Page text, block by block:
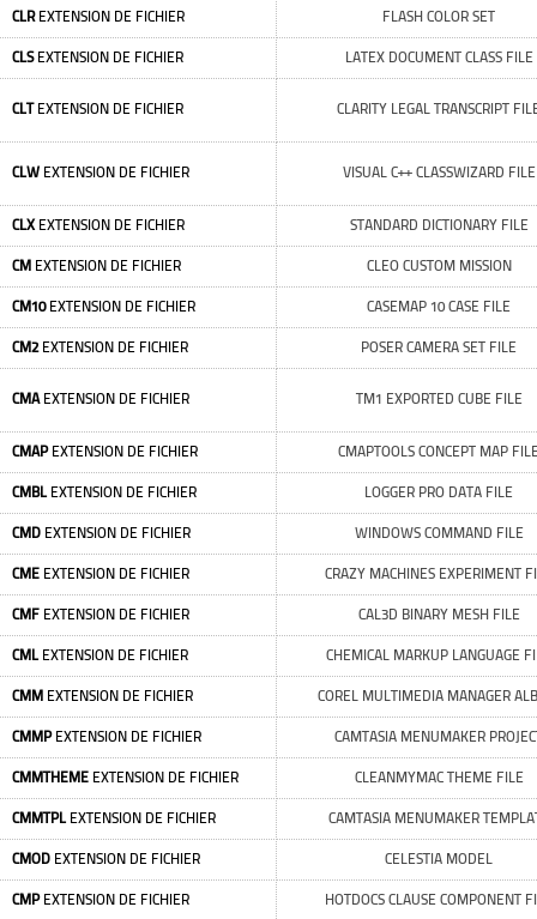
CLREXTENSION DE FICHIER FLASH COLOR SET
CLSEXTENSION DE FICHIER LATEX DOCUMENT CLASS FILE
CLTEXTENSION DE FICHIER CLARITY LEGAL TRANSCRIPT
CLW EXTENSION DE FICHIER VISUAL C++ CLASSWIZARD FILE
CLXEXTENSION DE FICHIER STANDARD DICTIONARY FILE
CM EXTENSION DE FICHIER CLEO CUSTOM MISSION
CM10EXTENSION DE FICHIER CASEMAP 10 CASE FILE
CM2EXTENSION DE FICHIER POSER CAMERA SET FILE
CMAEXTENSION DE FICHIER TM1 EXPORTED CUBE FILE
CMAPEXTENSION DE FICHIER CMAPTOOLS CONCEPT MAP
CMBLEXTENSION DE FICHIER LOGGER PRO DATA FILE
CMD EXTENSION DE FICHIER WINDOWS COMMAND FILE
CME EXTENSION DE FICHIER CRAZY MACHINES EXPERIMENT
CMF EXTENSION DE FICHIER CAL3D BINARY MESH FILE
CMLEXTENSION DE FICHIER CHEMICAL MARKUP LANGUAGE
CMM EXTENSION DE FICHIER COREL MULTIMEDIA MANAGER
CMMPEXTENSION DE FICHIER CAMTASIA MENUMAKER
CMMTHEME EXTENSION DE FICHIER CLEANMYMAC THEME FILE
CMMTPLEXTENSION DE FICHIER CAMTASIA MENUMAKER
CMOD EXTENSION DE FICHIER CELESTIA MODEL
CMPEXTENSION DE FICHIER HOTDOCS CLAUSE COMPONENT